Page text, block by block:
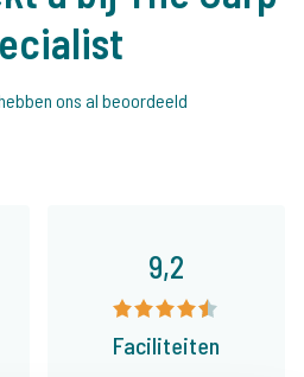
ons al beoordeeld
9,2
Faciliteiten